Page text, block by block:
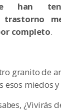
han
trastorno
completo.
granito de
esos miedos
¿Vivirás